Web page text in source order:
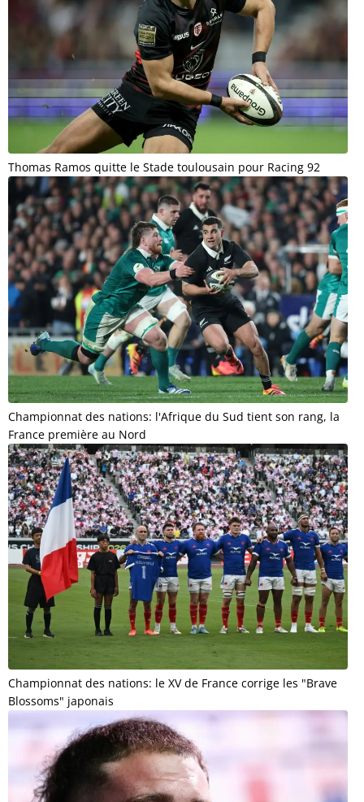
Thomas Ramos quitte le Stade toulousain pour Racing 92
Championnat des nations: l'Afrique du Sud tient son rang, la
France première au Nord
Championnat des nations: le XV de France corrige les "Brave
Blossoms" japonais